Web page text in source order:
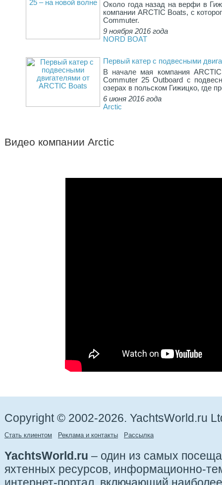
Около года назад на верфи в
компании ARCTIC Boats, с
Commuter.
9 ноября 2016 года
NORD BOAT
Первый катер с подвесными
В начале мая компания
Commuter 25 Outboard с
озерах в польском Гижицко, где
6 июня 2016 года
Arctic
Видео компании Arctic
Copyright © 2002-2026. YachtsWorld.ru
Стать клиентом Реклама и контакты Рассылка
YachtsWorld.ru – один из самых
яхтенных ресурсов, информационно-